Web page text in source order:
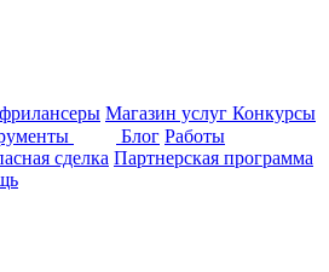
Магазин услуг Конкурсы
Блог Работы
сделка Партнерская программа